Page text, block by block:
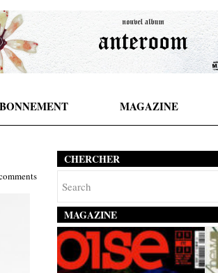
MAGAZINE
CHERCHER
MAGAZINE